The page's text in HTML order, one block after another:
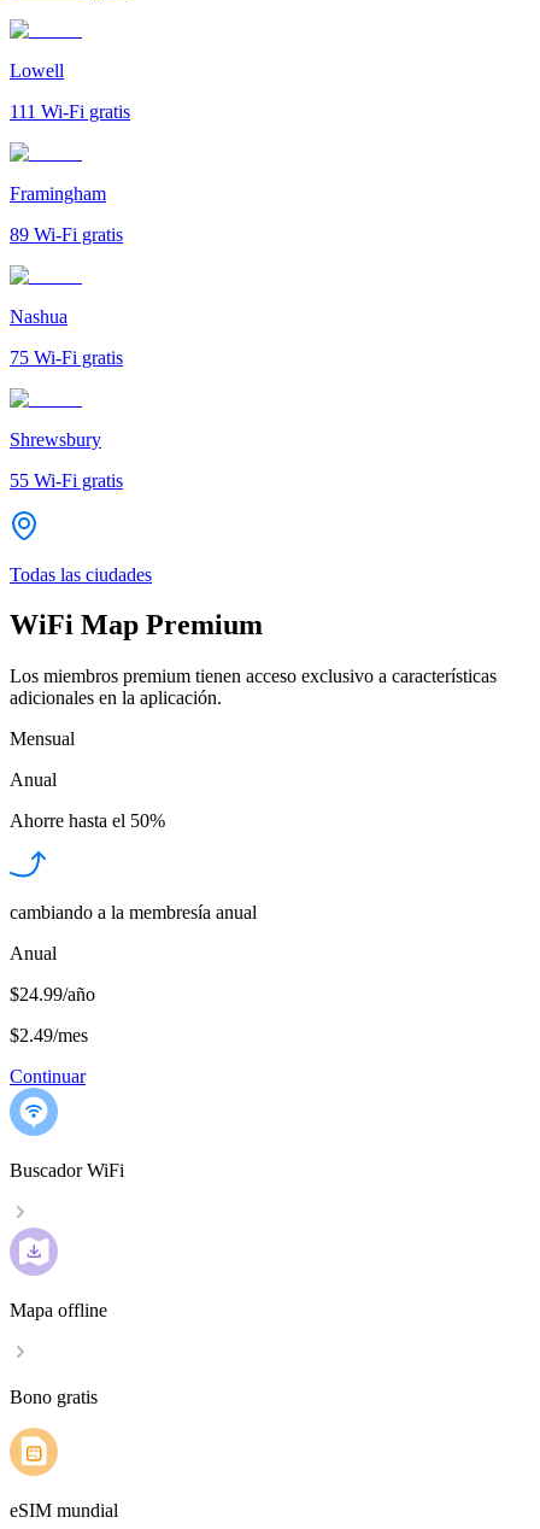
Lowell
111 Wi-Fi gratis
Framingham
89 Wi-Fi gratis
Nashua
75 Wi-Fi gratis
Shrewsbury
55 Wi-Fi gratis
Todas las ciudades
WiFi Map Premium
Los miembros premium tienen acceso exclusivo a características
adicionales en la aplicación.
Mensual
Anual
Ahorre hasta el 50%
cambiando a la membresía anual
Anual
$24.99/año
$2.49/mes
Continuar
Buscador WiFi
Mapa offline
Bono gratis
eSIM mundial